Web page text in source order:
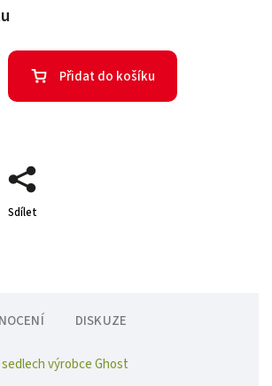
Přidat do košíku
Sdílet
DISKUZE
výrobce Ghost